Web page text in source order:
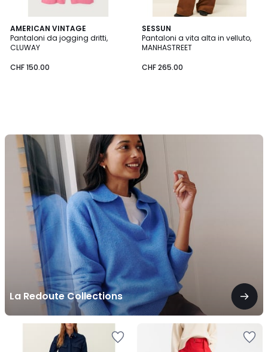
AMERICAN VINTAGE
Pantaloni da jogging dritti,
CLUWAY
CHF 150.00
SESSUN
Pantaloni a vita alta in velluto,
MANHASTREET
CHF 265.00
La Redoute Collections
La
Redoute
Collections